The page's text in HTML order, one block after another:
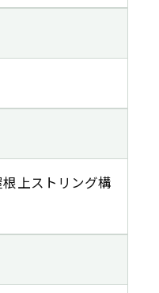
上ストリング構